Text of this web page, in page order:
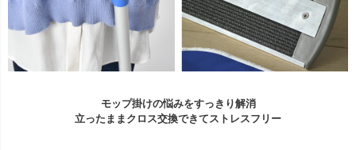
モップ掛けの悩みをすっきり解消
立ったままクロス交換できてストレスフリー